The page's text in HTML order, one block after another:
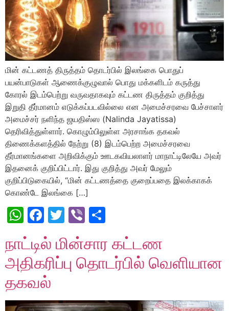
மின் கட்டணத் திருத்தம் தொடர்பில் இலங்கை பொதுப்
பயன்பாடுகள் ஆணைக்குழுவால் பொது மக்களிடம் கருத்து
கோரல் இடம்பெற்று வருவதாகவும் கட்டண திருத்தம் குறித்து
இறுதி தீர்மானம் எடுக்கப்படவில்லை என அமைச்சரவை பேச்சாளர்
அமைச்சர் நளிந்த ஜயதிஸ்ஸ (Nalinda Jayatissa)
தெரிவித்துள்ளார். கொழும்பிலுள்ள அரசாங்க தகவல்
திணைக்களத்தில் நேற்று (8) இடம்பெற்ற அமைச்சரவை
தீர்மானங்களை அறிவிக்கும் ஊடகவியலாளர் மாநாட்டிலேயே அவர்
இதனைக் குறிப்பிட்டார். இது குறித்து அவர் மேலும்
குறிப்பிடுகையில், “மின் கட்டணத்தை குறைப்பதை இலக்காகக்
கொண்டே இலங்கை […]
WhatsApp
Facebook
Twitter
Viber
நாட்டில் மின்சார கட்டண
அதிகரிப்பு தொடர்பில் வெளியான
தகவல்